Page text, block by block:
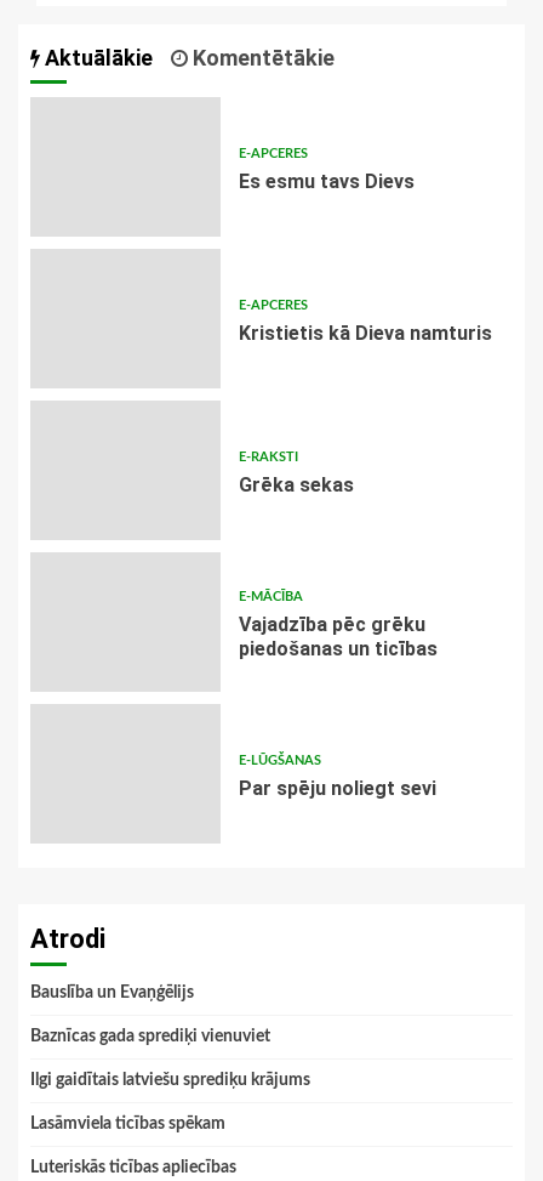
Aktuālākie Komentētākie
E-APCERES
Es esmu tavs Dievs
E-APCERES
Kristietis kā Dieva namturis
E-RAKSTI
Grēka sekas
E-MĀCĪBA
Vajadzība pēc grēku
piedošanas un ticības
E-LŪGŠANAS
Par spēju noliegt sevi
Atrodi
Bauslība un Evaņģēlijs
Baznīcas gada sprediķi vienuviet
Ilgi gaidītais latviešu sprediķu krājums
Lasāmviela ticības spēkam
Luteriskās ticības apliecības